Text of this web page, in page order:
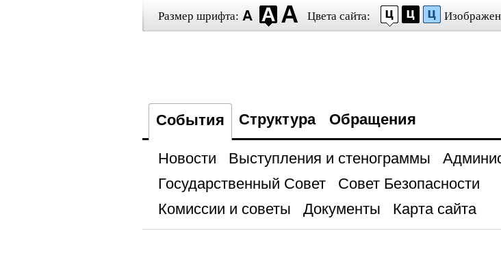
Размер шрифта: Цвета сайта:
События Структура Обращения
Новости Выступления и стенограммы
Государственный Совет
Совет Безопасности
Комиссии и советы
Документы Карта сайта